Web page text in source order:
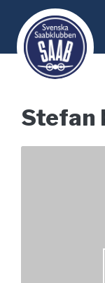
content
Stefan